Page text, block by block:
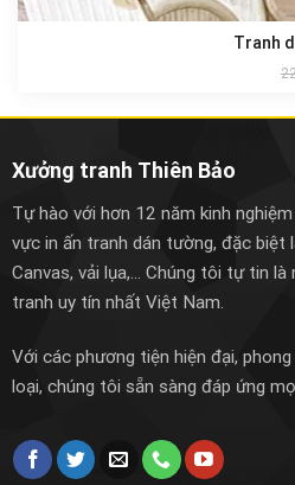
Tranh
Xưởng tranh Thiên Bảo
Tự hào với hơn 12 năm kinh
vực in ấn tranh dán tường, đặc biệt
Canvas, vải lụa,... Chúng tôi tự tin
tranh uy tín nhất Việt Nam.
Với các phương tiện hiện đại,
loại, chúng tôi sẵn sàng đáp ứng